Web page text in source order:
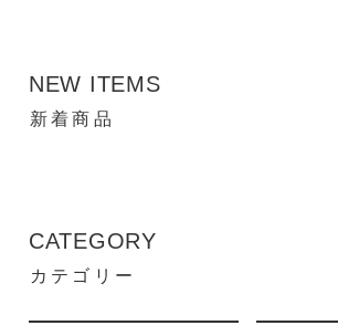
NEW ITEMS
新着商品
CATEGORY
カテゴリー